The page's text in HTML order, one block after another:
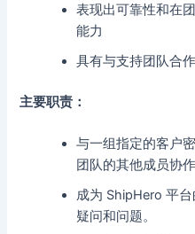
表现出可靠性和在
能力
具有与支持团队合
主要职责：
与一组指定的客户
团队的其他成员协作
成为 ShipHero 平
疑问和问题。